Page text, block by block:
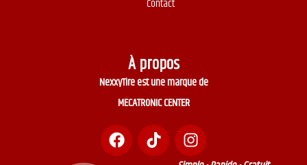
Contact
À propos
NexxyTire est une marque de
MECATRONIC CENTER